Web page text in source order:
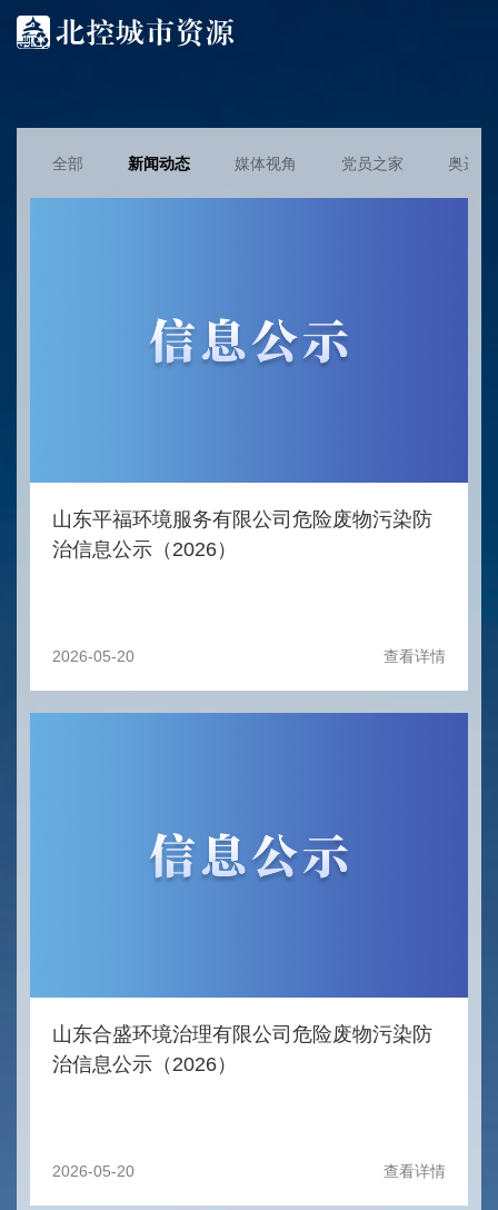
全部 新闻动态 媒体视角 党员之家 奥运专
山东平福环境服务有限公司危险废物污染防
治信息公示（2026）
2026-05-20 查看详情
山东合盛环境治理有限公司危险废物污染防
治信息公示（2026）
2026-05-20 查看详情